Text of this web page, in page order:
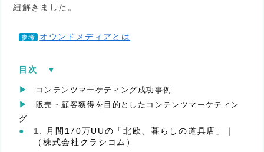
紐解きました。
参考 オウンドメディアとは
目次 ▼︎
コンテンツマーケティング成功事例
販売・顧客獲得を目的としたコンテンツマーケティン
グ
月間170万UUの「北欧、暮らしの道具店」｜
（株式会社クラシコム）